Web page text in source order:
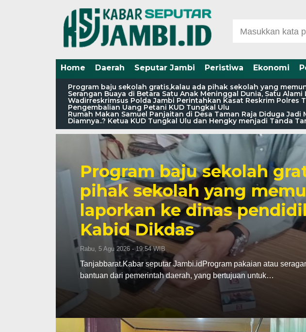
Home Daerah Seputar Jambi Peristiwa Ekonomi
Program baju sekolah gratis,kalau ada pihak sekolah yang
Serangan Buaya di Betara Satu Anak Meninggal Dunia, Satu Alami
Wadirreskrimsus Polda Jambi Perintahkan Kasat Reskrim
Pengembalian Uang Petani KUD Tungkal Ulu
Rumah Makan Samuel Panjaitan di Desa Taman Raja Diduga
Diamnya..? Ketua KUD Tungkal Ulu dan Hengky menjadi Tanda
Program baju sekolah
pihak sekolah yang
laporkan ke dinas
Kabid Dikdas
Rabu, 5 Agu 2026 - 19:54 WIB
Tanjabbarat.Kabar seputar Jambi.idProgram pakaian atau
bantuan dari pemerintah daerah, yang bertujuan untuk…